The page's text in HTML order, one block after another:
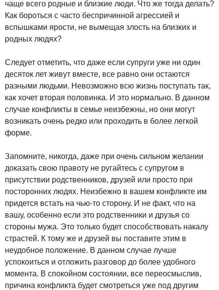
чаще всего родные и близкие люди. Что же тогда делать?
Как бороться с часто беспричинной агрессией и
вспышками ярости, не вымещая злость на близких и
родных людях?
Следует отметить, что даже если супруги уже ни один
десяток лет живут вместе, все равно они остаются
разными людьми. Невозможно всю жизнь поступать так,
как хочет вторая половинка. И это нормально. В данном
случае конфликты в семье неизбежны, но они могут
возникать очень редко или проходить в более легкой
форме.
Запомните, никогда, даже при очень сильном желании
доказать свою правоту не ругайтесь с супругом в
присутствии родственников, друзей или просто при
посторонних людях. Неизбежно в вашем конфликте им
придется встать на чью-то сторону. И не факт, что на
вашу, особенно если это родственники и друзья со
стороны мужа. Это только будет способствовать накалу
страстей. К тому же и друзей вы поставите этим в
неудобное положение. В данном случае лучше
успокоиться и отложить разговор до более удобного
момента. В спокойном состоянии, все переосмыслив,
причина конфликта будет смотреться уже под другим